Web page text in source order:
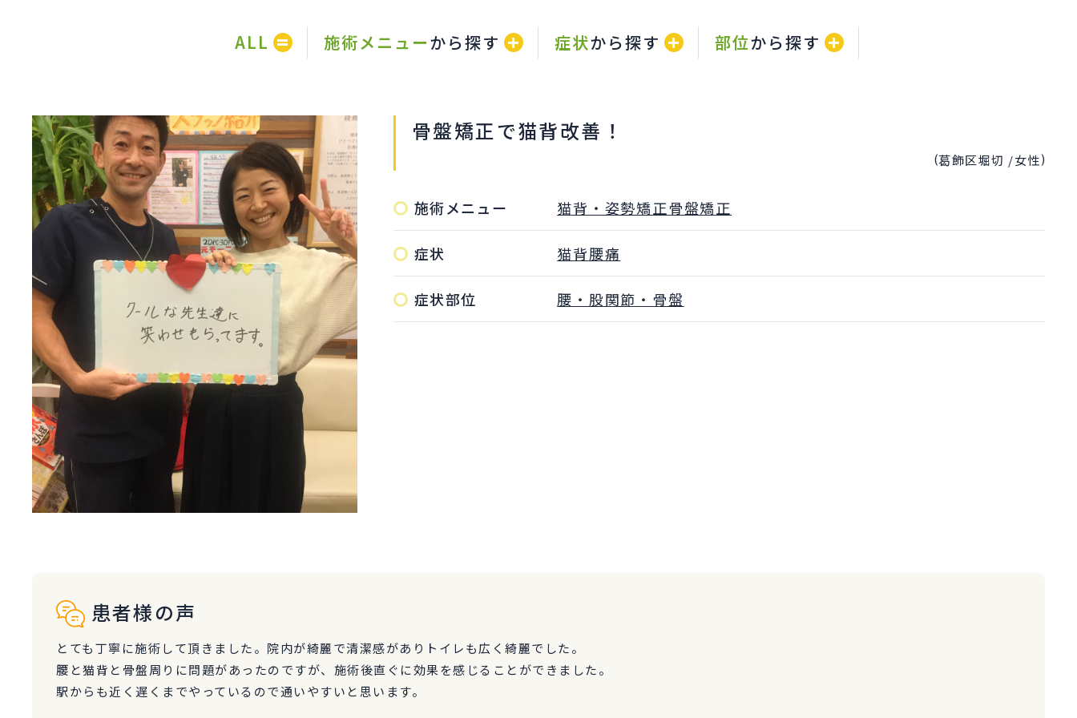
ALL 施術メニューから探す 症状から探す 部位から探す
骨盤矯正で猫背改善！
(葛飾区堀切 /女性)
施術メニュー 猫背・姿勢矯正骨盤矯正
症状 猫背腰痛
症状部位 腰・股関節・骨盤
患者様の声
とても丁寧に施術して頂きました。院内が綺麗で清潔感がありトイレも広く綺麗でした。
腰と猫背と骨盤周りに問題があったのですが、施術後直ぐに効果を感じることができました。
駅からも近く遅くまでやっているので通いやすいと思います。